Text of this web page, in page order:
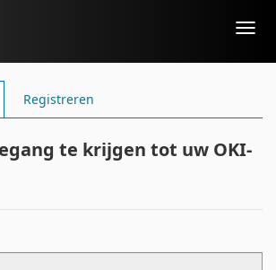
Registreren
te krijgen tot uw OKI-